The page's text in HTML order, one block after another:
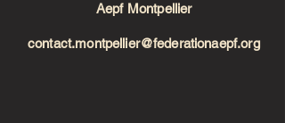
Aepf Montpellier
contact.montpellier@federationaepf.org